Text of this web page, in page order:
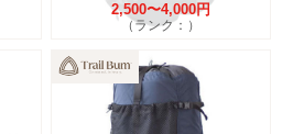
2,500〜4,000円
（ランク：）